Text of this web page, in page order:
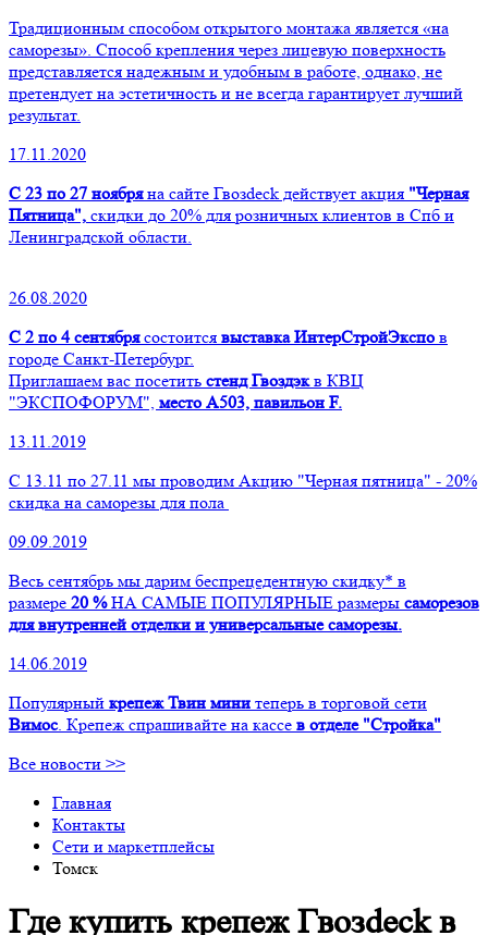
Традиционным способом открытого монтажа является «на
саморезы». Способ крепления через лицевую поверхность
представляется надежным и удобным в работе, однако, не
претендует на эстетичность и не всегда гарантирует лучший
результат.
17.11.2020
С 23 по 27 ноябряна сайте Гвозdeck действует акция "Черная
Пятница", скидки до 20% для розничных клиентов в Спб и
Ленинградской области.
26.08.2020
С 2 по 4 сентябрясостоится выставка ИнтерСтройЭкспо в
городе Санкт-Петербург.
Приглашаем вас посетить стенд Гвоздэкв КВЦ
"ЭКСПОФОРУМ", место А503, павильон F.
13.11.2019
С 13.11 по 27.11 мы проводим Акцию "Черная пятница" - 20%
скидка на саморезы для пола
09.09.2019
Весь сентябрь мы дарим беспрецедентную скидку* в
размере 20 %НА САМЫЕ ПОПУЛЯРНЫЕ размеры саморезов
для внутренней отделки и универсальные саморезы.
14.06.2019
Популярный крепеж Твин мини теперь в торговой сети
Вимос. Крепеж спрашивайте на кассе в отделе "Стройка"
Все новости >>
Главная
Контакты
Сети и маркетплейсы
Томск
Где купить крепеж Гвозdeck в